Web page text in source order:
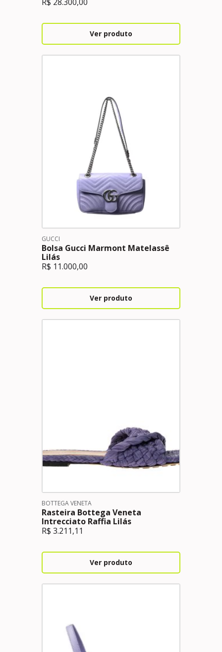
Ver produto
GUCCI
Bolsa Gucci Marmont Matelassê
Lilás
R$ 11.000,00
Ver produto
BOTTEGA VENETA
Rasteira Bottega Veneta
Intrecciato Raffia Lilás
R$ 3.211,11
Ver produto